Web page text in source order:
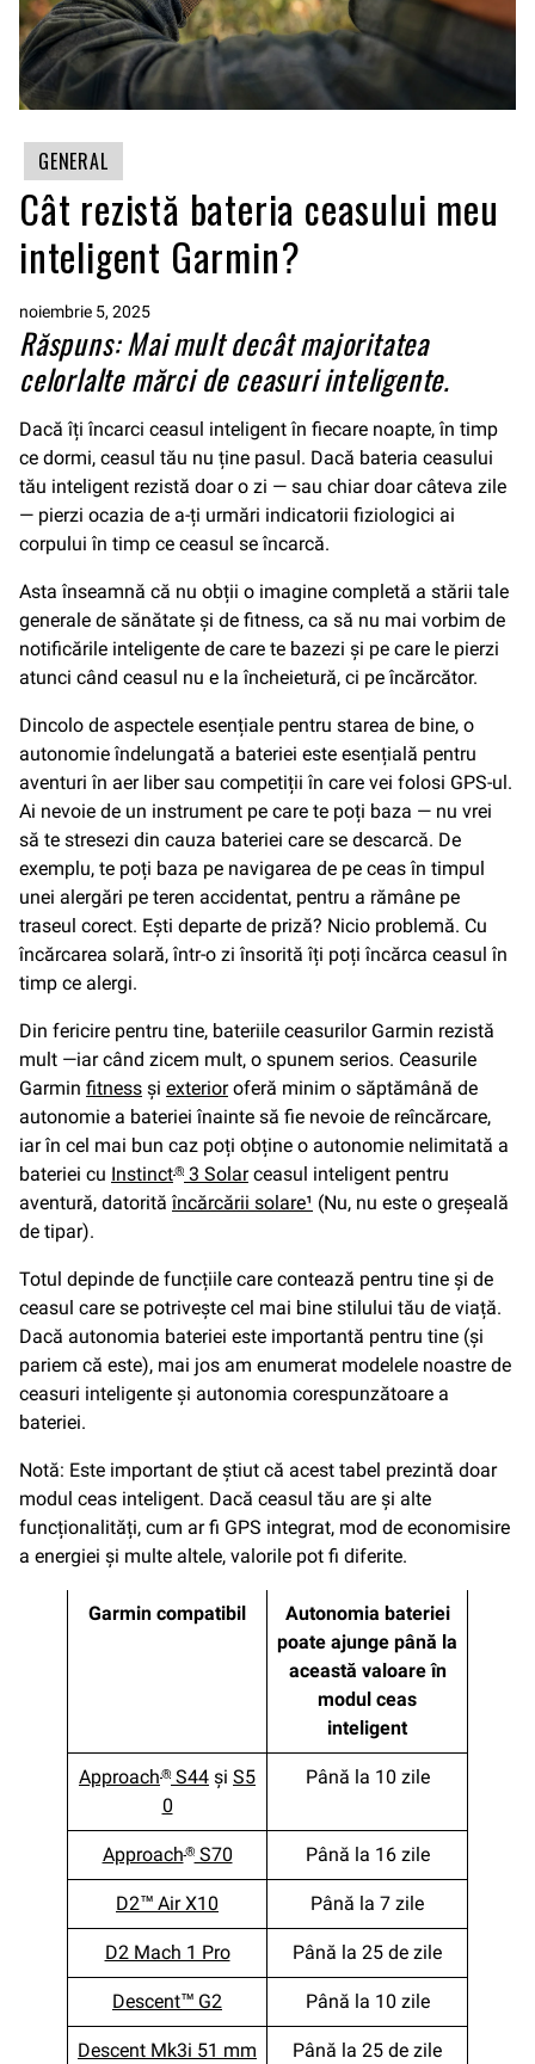
GENERAL
Cât rezistă bateria ceasului meu
inteligent Garmin?
noiembrie 5, 2025
Răspuns: Mai mult decât majoritatea
celorlalte mărci de ceasuri inteligente.
Dacă îți încarci ceasul inteligent în fiecare noapte, în timp
ce dormi, ceasul tău nu ține pasul. Dacă bateria ceasului
tău inteligent rezistă doar o zi — sau chiar doar câteva zile
— pierzi ocazia de a-ți urmări indicatorii fiziologici ai
corpului în timp ce ceasul se încarcă.
Asta înseamnă că nu obții o imagine completă a stării tale
generale de sănătate și de fitness, ca să nu mai vorbim de
notificările inteligente de care te bazezi și pe care le pierzi
atunci când ceasul nu e la încheietură, ci pe încărcător.
Dincolo de aspectele esențiale pentru starea de bine, o
autonomie îndelungată a bateriei este esențială pentru
aventuri în aer liber sau competiții în care vei folosi GPS-ul.
Ai nevoie de un instrument pe care te poți baza — nu vrei
să te stresezi din cauza bateriei care se descarcă. De
exemplu, te poți baza pe navigarea de pe ceas în timpul
unei alergări pe teren accidentat, pentru a rămâne pe
traseul corect. Ești departe de priză? Nicio problemă. Cu
încărcarea solară, într-o zi însorită îți poți încărca ceasul în
timp ce alergi.
Din fericire pentru tine, bateriile ceasurilor Garmin rezistă
mult —iar când zicem mult, o spunem serios. Ceasurile
Garmin fitness şi exterioroferă minim o săptămână de
autonomie a bateriei înainte să fie nevoie de reîncărcare,
iar în cel mai bun caz poți obține o autonomie nelimitată a
bateriei cu Instinct® 3 Solarceasul inteligent pentru
aventură, datorită încărcării solare¹ (Nu, nu este o greșeală
de tipar).
Totul depinde de funcțiile care contează pentru tine și de
ceasul care se potrivește cel mai bine stilului tău de viață.
Dacă autonomia bateriei este importantă pentru tine (și
pariem că este), mai jos am enumerat modelele noastre de
ceasuri inteligente și autonomia corespunzătoare a
bateriei.
Notă: Este important de știut că acest tabel prezintă doar
modul ceas inteligent. Dacă ceasul tău are și alte
funcționalități, cum ar fi GPS integrat, mod de economisire
a energiei și multe altele, valorile pot fi diferite.
Garmin compatibil
Autonomia bateriei
poate ajunge până la
această valoare în
modul ceas
inteligent
Approach ® S44 şi S5
0
Până la 10 zile
Approach®S70 Până la 16 zile
D2™ Air X10 Până la 7 zile
D2 Mach 1 Pro Până la 25 de zile
Descent™ G2 Până la 10 zile
Descent Mk3i 51 mm Până la 25 de zile